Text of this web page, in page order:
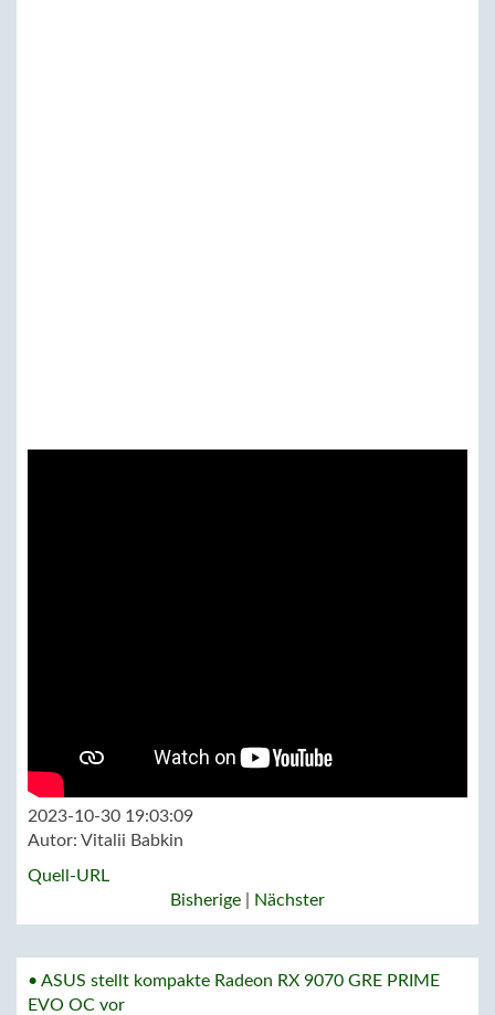
2023-10-30 19:03:09
Autor: Vitalii Babkin
Quell-URL
Bisherige
Nächster
• ASUS stellt kompakte Radeon RX 9070 GRE PRIME
EVO OC vor